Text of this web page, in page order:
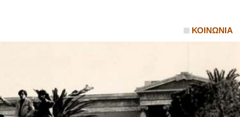
ΚΟΙΝΩΝΙΑ